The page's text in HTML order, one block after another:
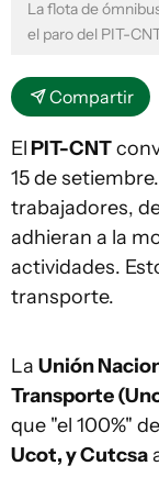
La flota de
el paro del PIT-
Compartir
El PIT-CNT
15 de
trabajadores,
adhieran a la
actividades.
transporte.
La Unión
Transporte
que "el 100%"
Ucot, y Cutcsa